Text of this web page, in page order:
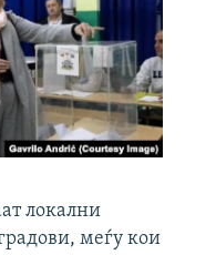
локални
меѓу кои